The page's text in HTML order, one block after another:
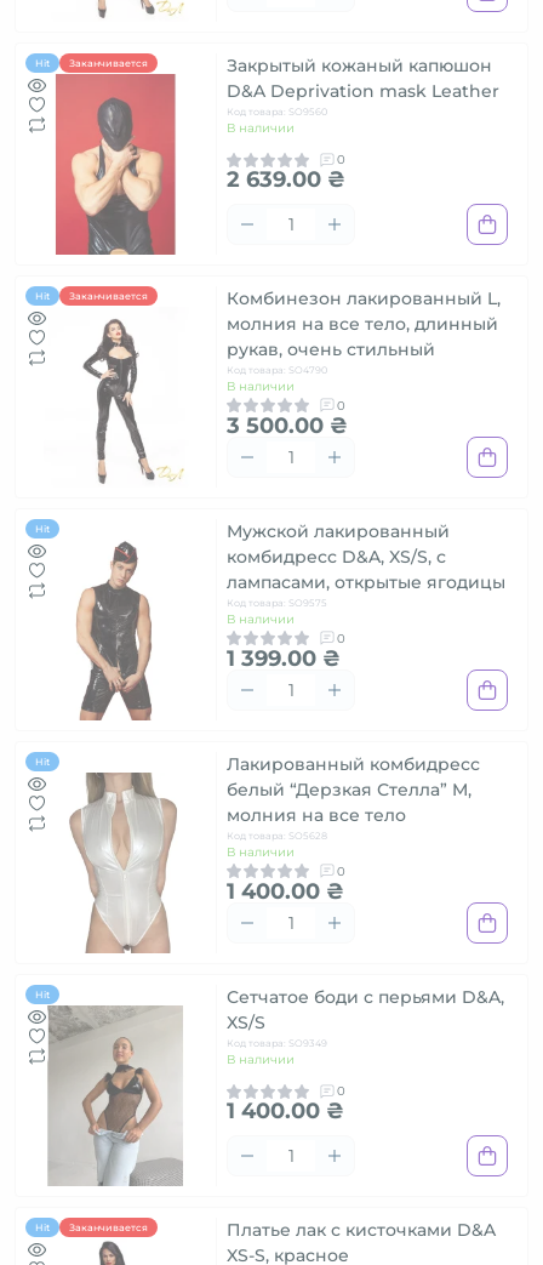
Hit Заканчивается
Закрытый кожаный капюшон
D&A Deprivation mask Leather
Код товара: SO9560
В наличии
0
2 639.00 ₴
Hit Заканчивается
Комбинезон лакированный L,
молния на все тело, длинный
рукав, очень стильный
Код товара: SO4790
В наличии
0
3 500.00 ₴
Hit
Мужской лакированный
комбидресс D&A, XS/S, с
лампасами, открытые ягодицы
Код товара: SO9575
В наличии
0
1 399.00 ₴
Hit
Лакированный комбидресс
белый “Дерзкая Стелла” M,
молния на все тело
Код товара: SO5628
В наличии
0
1 400.00 ₴
Hit
Сетчатое боди с перьями D&A,
XS/S
Код товара: SO9349
В наличии
0
1 400.00 ₴
Hit Заканчивается
Платье лак с кисточками D&A
XS-S, красное